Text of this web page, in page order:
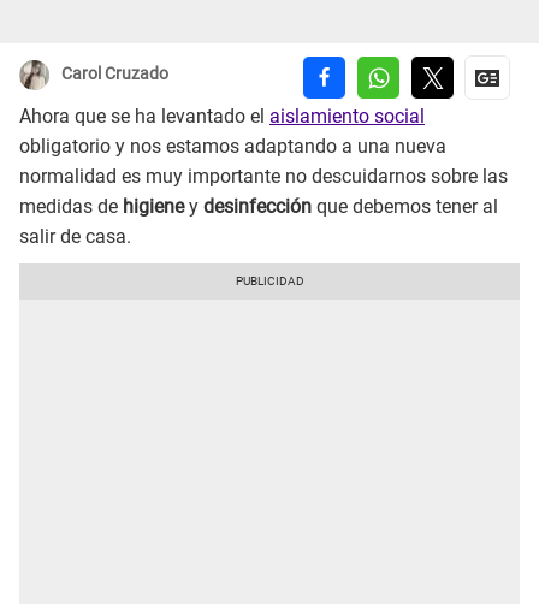
Carol Cruzado
Ahora que se ha levantado el aislamiento social
obligatorio y nos estamos adaptando a una nueva
normalidad es muy importante no descuidarnos sobre las
medidas de higieney desinfección que debemos tener al
salir de casa.